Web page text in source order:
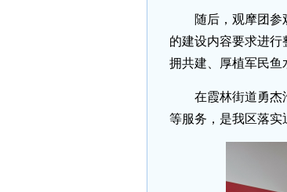
随后，观摩团参
的建设内容要求进
拥共建、厚植军民鱼
在霞林街道勇杰
等服务，是我区落实